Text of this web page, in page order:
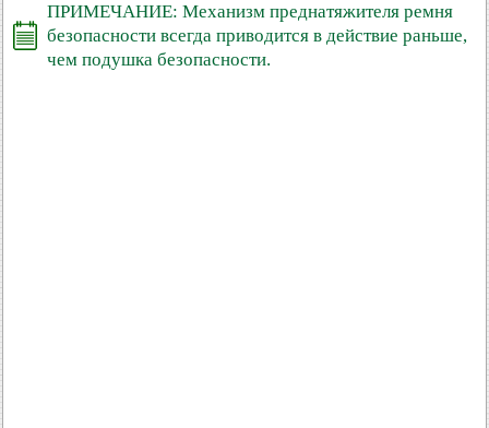
ПРИМЕЧАНИЕ: Механизм преднатяжителя ремня
безопасности всегда приводится в действие раньше,
чем подушка безопасности.